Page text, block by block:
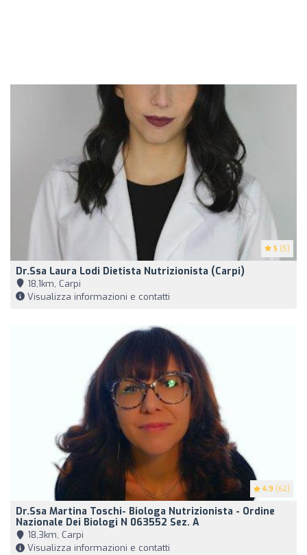
5 (5)
Dr.ssa Laura Lodi Dietista Nutrizionista (Carpi)
18,1km, Carpi
Visualizza informazioni e contatti
4.9 (62)
Dr.ssa Martina Toschi- Biologa Nutrizionista - Ordine
Nazionale Dei Biologi N 063552 Sez. A
18,3km, Carpi
Visualizza informazioni e contatti